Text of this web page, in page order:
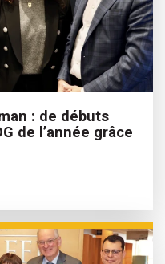
: de débuts
de l’année grâce